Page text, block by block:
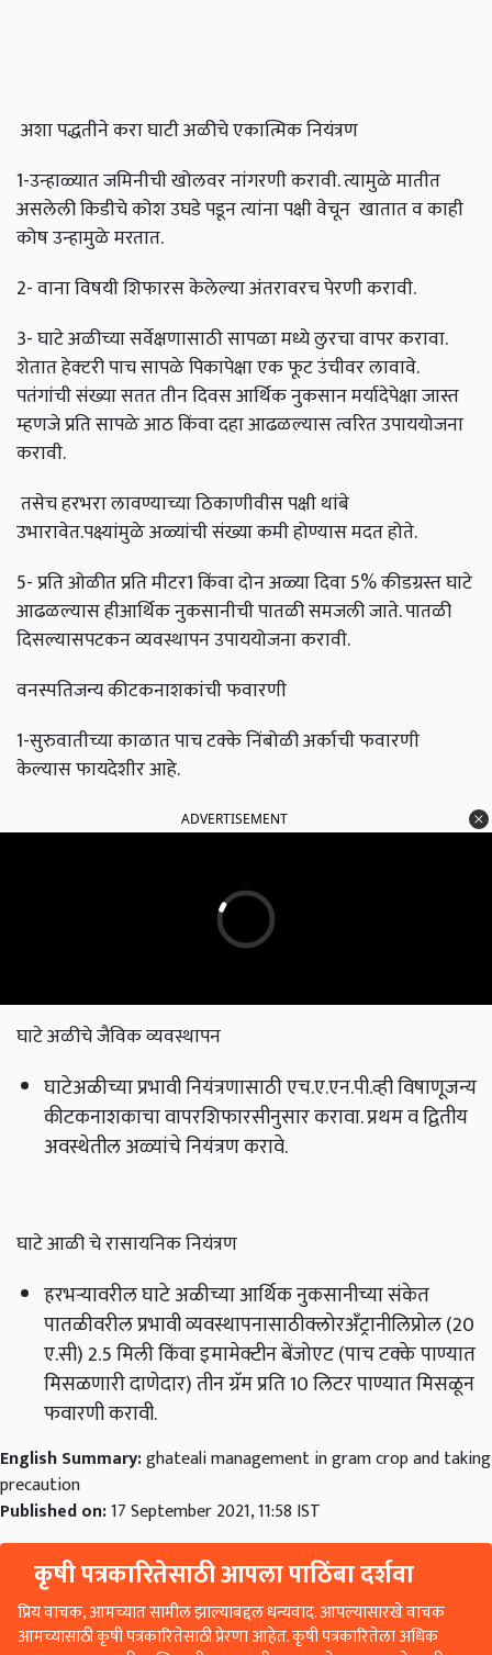
अशा पद्धतीने करा घाटी अळीचे एकात्मिक नियंत्रण
1-उन्हाळ्यात जमिनीची खोलवर नांगरणी करावी. त्यामुळे मातीत
असलेली किडीचे कोश उघडे पडून त्यांना पक्षी वेचून खातात व काही
कोष उन्हामुळे मरतात.
2- वाना विषयी शिफारस केलेल्या अंतरावरच पेरणी करावी.
3- घाटे अळीच्या सर्वेक्षणासाठी सापळा मध्ये लुरचा वापर करावा.
शेतात हेक्‍टरी पाच सापळे पिकापेक्षा एक फूट उंचीवर लावावे.
पतंगांची संख्या सतत तीन दिवस आर्थिक नुकसान मर्यादेपेक्षा जास्त
म्हणजे प्रति सापळे आठ किंवा दहा आढळल्यास त्वरित उपाययोजना
करावी.
तसेच हरभरा लावण्याच्या ठिकाणीवीस पक्षी थांबे
उभारावेत.पक्ष्यांमुळे अळ्यांची संख्या कमी होण्यास मदत होते.
5- प्रति ओळीत प्रति मीटर1 किंवा दोन अळ्या दिवा 5% कीडग्रस्त घाटे
आढळल्यास हीआर्थिक नुकसानीची पातळी समजली जाते. पातळी
दिसल्यासपटकन व्यवस्थापन उपाययोजना करावी.
वनस्पतिजन्य कीटकनाशकांची फवारणी
1-सुरुवातीच्या काळात पाच टक्के निंबोळी अर्काची फवारणी
केल्यास फायदेशीर आहे.
ADVERTISEMENT
घाटे अळीचे जैविक व्यवस्थापन
घाटेअळीच्या प्रभावी नियंत्रणासाठी एच.ए.एन.पी.व्ही विषाणूजन्य
कीटकनाशकाचा वापरशिफारसीनुसार करावा. प्रथम व द्वितीय
अवस्थेतील अळ्यांचे नियंत्रण करावे.
घाटे आळी चे रासायनिक नियंत्रण
हरभऱ्यावरील घाटे अळीच्या आर्थिक नुकसानीच्या संकेत
पातळीवरील प्रभावी व्यवस्थापनासाठीक्लोरअँट्रानीलिप्रोल (20
ए.सी) 2.5 मिली किंवा इमामेक्टीन बेंजोएट (पाच टक्के पाण्यात
मिसळणारी दाणेदार) तीन ग्रॅम प्रति 10 लिटर पाण्यात मिसळून
फवारणी करावी.
English Summary:ghateali management in gram crop and taking
precaution
Published on:17 September 2021, 11:58 IST
कृषी पत्रकारितेसाठी आपला पाठिंबा दर्शवा
प्रिय वाचक, आमच्यात सामील झाल्याबद्दल धन्यवाद. आपल्यासारखे वाचक
आमच्यासाठी कृषी पत्रकारितेसाठी प्रेरणा आहेत. कृषी पत्रकारितेला अधिक